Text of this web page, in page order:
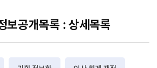
보공개목록 : 상세목록